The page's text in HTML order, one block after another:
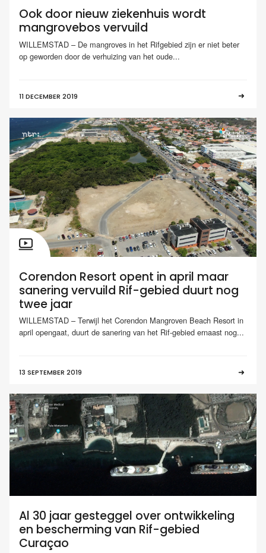
Ook door nieuw ziekenhuis wordt
mangrovebos vervuild
WILLEMSTAD – De mangroves in het Rifgebied zijn er niet beter
op geworden door de verhuizing van het oude...
11 DECEMBER 2019
Corendon Resort opent in april maar
sanering vervuild Rif-gebied duurt nog
twee jaar
WILLEMSTAD – Terwijl het Corendon Mangroven Beach Resort in
april opengaat, duurt de sanering van het Rif-gebied ernaast nog...
13 SEPTEMBER 2019
Al 30 jaar gesteggel over ontwikkeling
en bescherming van Rif-gebied
Curaçao